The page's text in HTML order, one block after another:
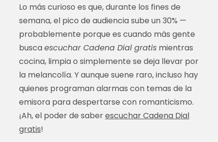
Lo más curioso es que, durante los fines de
semana, el pico de audiencia sube un 30% —
probablemente porque es cuando más gente
buscaescuchar Cadena Dial gratismientras
cocina, limpia o simplemente se deja llevar por
la melancolía. Y aunque suene raro, incluso hay
quienes programan alarmas con temas de la
emisora para despertarse con romanticismo.
¡Ah, el poder de saberescuchar Cadena Dial
gratis!